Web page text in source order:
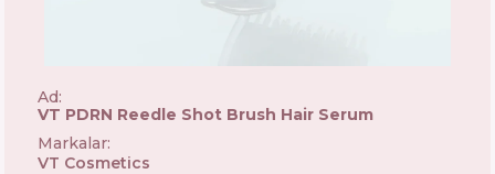
Ad:
VT PDRN Reedle Shot Brush Hair Serum
Markalar:
VT Cosmetics